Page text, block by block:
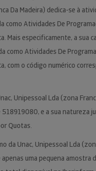
Da Madeira) dedica-se à
como Atividades De
Mais especificamente, a sua
como Atividades De
com o código numérico
Unipessoal Lda (zona
518919080, e a sua natureza
Quotas.
da Unac, Unipessoal Lda
apenas uma pequena amostra